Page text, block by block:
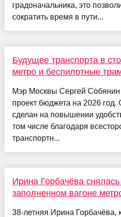
градоначальника, это
сократить время в пути...
Будущее транспорта в
метро и беспилотные
Мэр Москвы Сергей Собянин
проект бюджета на 2026 год.
сделан на повышении
том числе благодаря
транспортн...
Ирина Горбачёва
заполненном вагоне
38-летняя Ирина Горбачёва,